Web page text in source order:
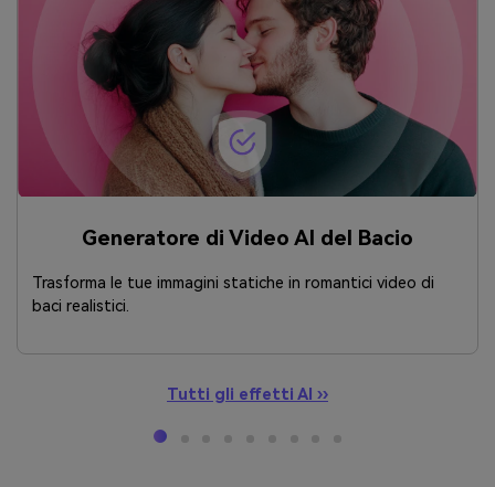
Generatore di Video AI del Bacio
Trasforma le tue immagini statiche in romantici video di
baci realistici.
Tutti gli effetti AI ››